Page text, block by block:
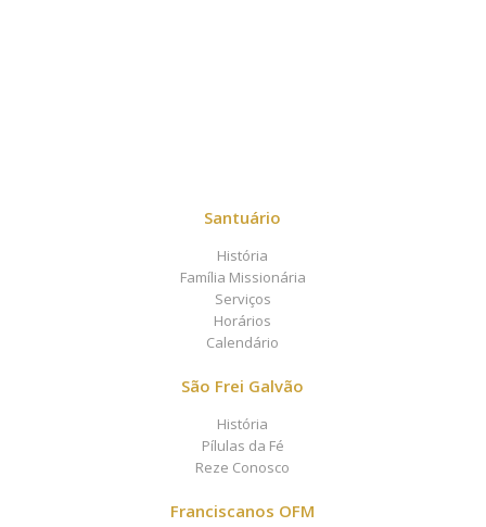
Santuário
História
Família Missionária
Serviços
Horários
Calendário
São Frei Galvão
História
Pílulas da Fé
Reze Conosco
Franciscanos OFM